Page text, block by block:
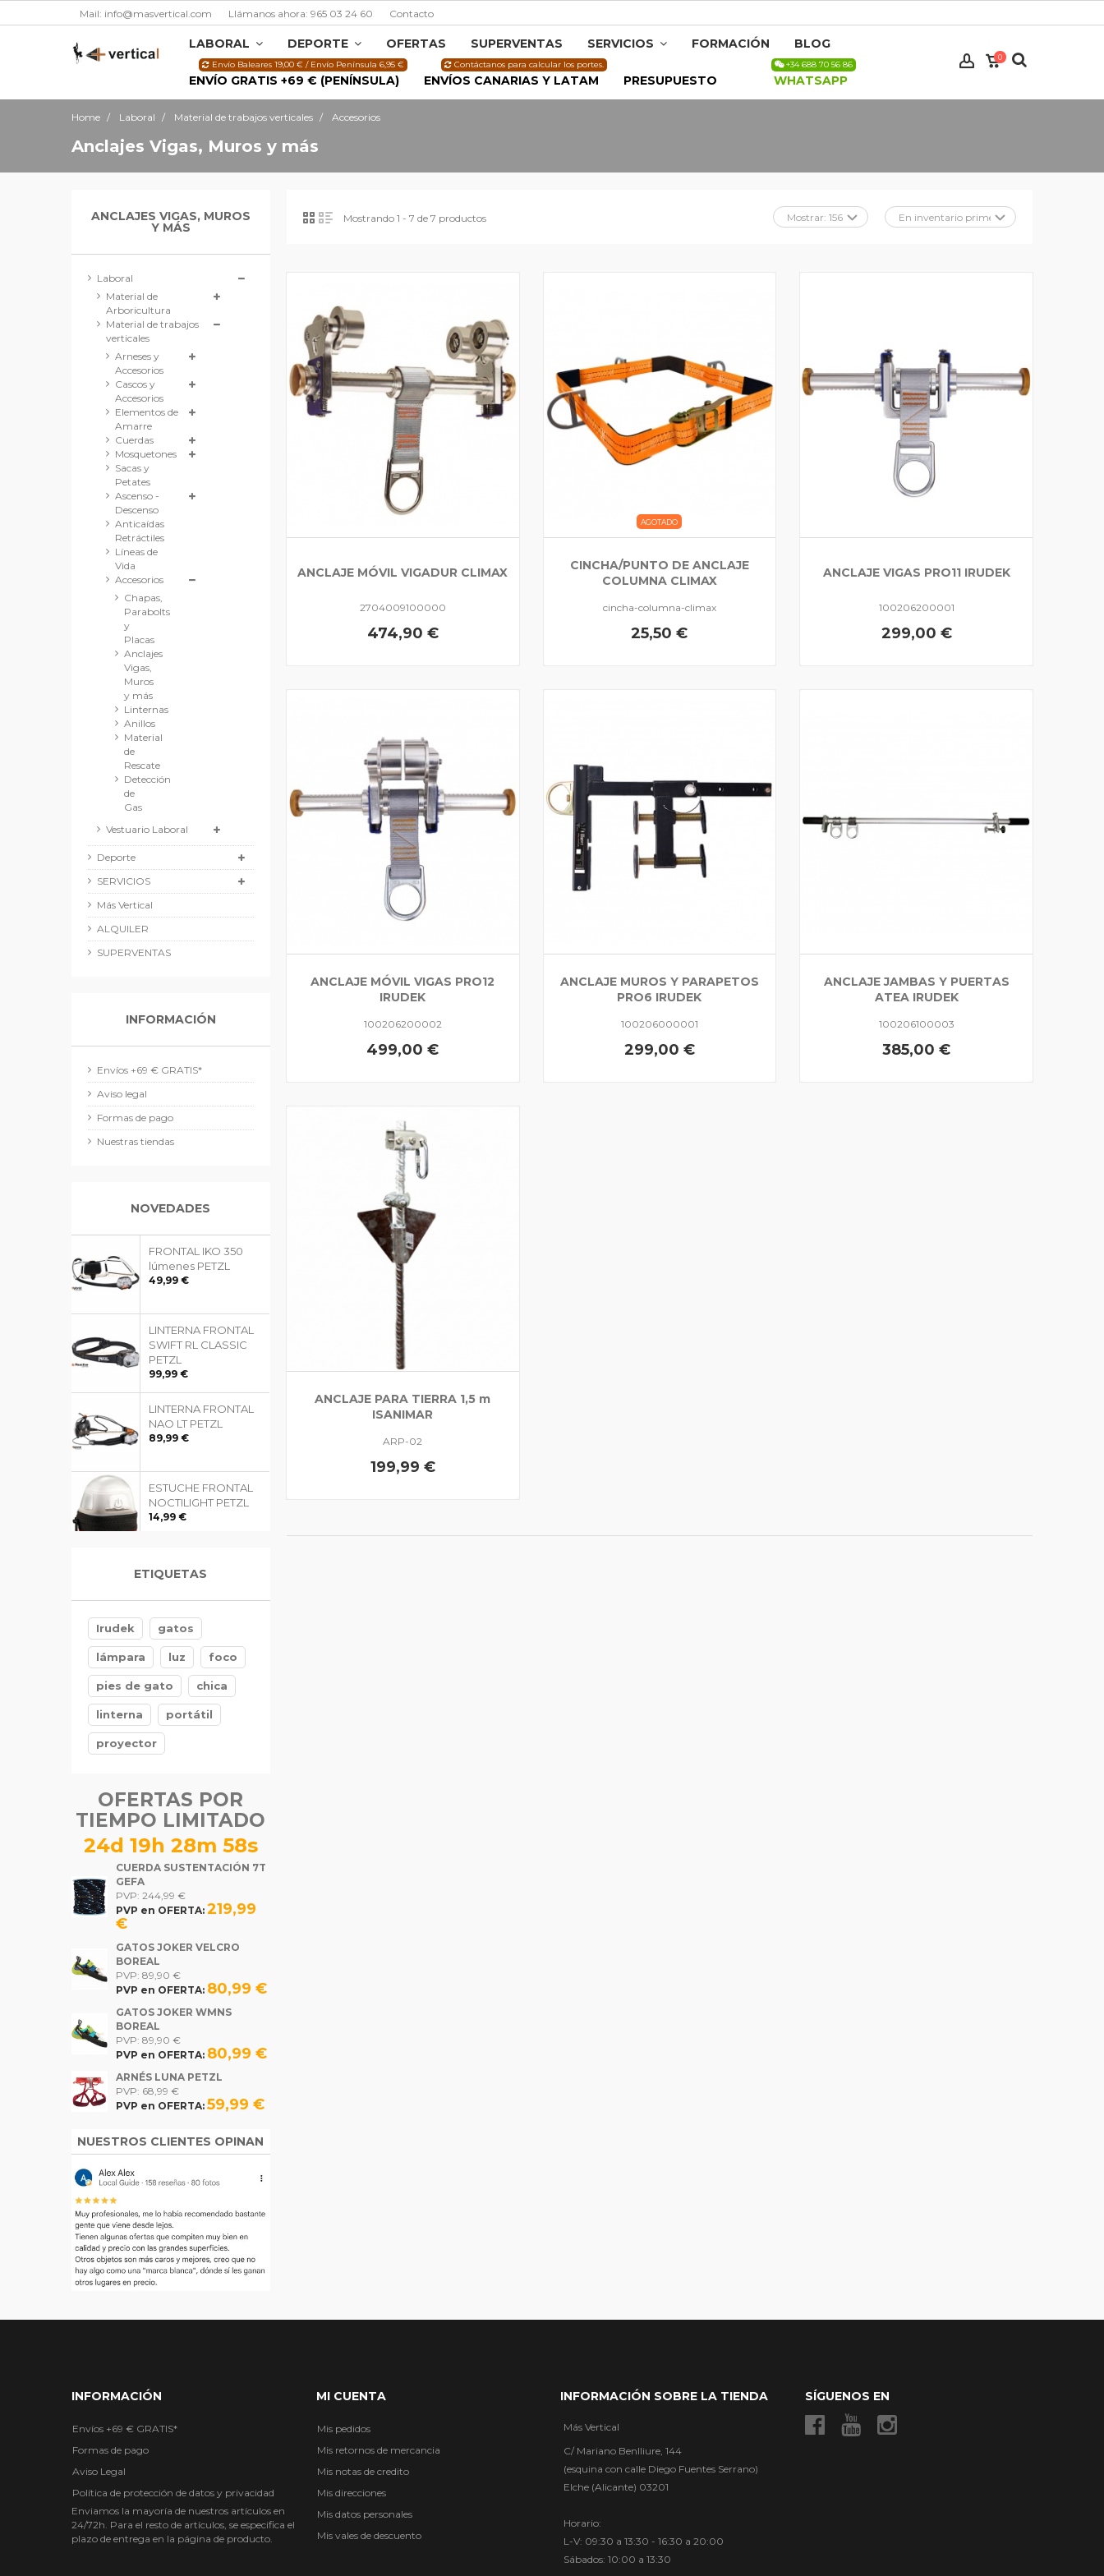
Mail: info@masvertical.com Llámanos ahora: 965 03 24 60 Contacto
LABORAL DEPORTE OFERTAS SUPERVENTAS SERVICIOS FORMACIÓN BLOG
ENVÍO GRATIS +69 € (PENÍNSULA)
Envío Baleares 19,00 € / Envío Península 6,95 €
WHATSAPP
+34 688 70 56 86
ENVÍOS CANARIAS Y LATAM
Contáctanos para calcular los portes.
PRESUPUESTO
0
Home Laboral Material de trabajos verticales Accesorios
Anclajes Vigas, Muros y más
Mostrando 1 - 7 de 7 productos
ANCLAJE MÓVIL VIGADUR CLIMAX
2704009100000
474,90 €
AGOTADO
CINCHA/PUNTO DE ANCLAJE
COLUMNA CLIMAX
cincha-columna-climax
25,50 €
ANCLAJE VIGAS PRO11 IRUDEK
100206200001
299,00 €
ANCLAJE MÓVIL VIGAS PRO12
IRUDEK
100206200002
499,00 €
ANCLAJE MUROS Y PARAPETOS
PRO6 IRUDEK
100206000001
299,00 €
ANCLAJE JAMBAS Y PUERTAS
ATEA IRUDEK
100206100003
385,00 €
ANCLAJE PARA TIERRA 1,5 m
ISANIMAR
ARP-02
199,99 €
ANCLAJES VIGAS, MUROS
Y MÁS
Laboral
Material de
Arboricultura
Material de trabajos
verticales
Arneses y
Accesorios
Cascos y
Accesorios
Elementos de
Amarre
Cuerdas
Mosquetones
Sacas y
Petates
Ascenso -
Descenso
Anticaídas
Retráctiles
Líneas de
Vida
Accesorios
Chapas,
Parabolts
y
Placas
Anclajes
Vigas,
Muros
y más
Linternas
Anillos
Material
de
Rescate
Detección
de
Gas
Vestuario Laboral
Deporte
SERVICIOS
Más Vertical
ALQUILER
SUPERVENTAS
INFORMACIÓN
Envíos +69 € GRATIS*
Aviso legal
Formas de pago
Nuestras tiendas
NOVEDADES
FRONTAL IKO 350
lúmenes PETZL
49,99 €
LINTERNA FRONTAL
SWIFT RL CLASSIC
PETZL
99,99 €
LINTERNA FRONTAL
NAO LT PETZL
89,99 €
ESTUCHE FRONTAL
NOCTILIGHT PETZL
14,99 €
FORESTER'S
ETIQUETAS
Irudek gatos
lámpara luz foco
pies de gato chica
linterna portátil
proyector
OFERTAS POR
TIEMPO LIMITADO
24d 19h 28m 58s
CUERDA SUSTENTACIÓN 7T
GEFA
PVP: 244,99 €
PVP en OFERTA: 219,99
€
GATOS JOKER VELCRO
BOREAL
PVP: 89,90 €
PVP en OFERTA: 80,99 €
GATOS JOKER WMNS
BOREAL
PVP: 89,90 €
PVP en OFERTA: 80,99 €
ARNÉS LUNA PETZL
PVP: 68,99 €
PVP en OFERTA: 59,99 €
NUESTROS CLIENTES OPINAN
INFORMACIÓN
Envíos +69 € GRATIS*
Formas de pago
Aviso Legal
Política de protección de datos y privacidad
Enviamos la mayoría de nuestros artículos en
24/72h. Para el resto de artículos, se especifica el
plazo de entrega en la página de producto.
MI CUENTA
Mis pedidos
Mis retornos de mercancia
Mis notas de credito
Mis direcciones
Mis datos personales
Mis vales de descuento
INFORMACIÓN SOBRE LA TIENDA
Más Vertical
C/ Mariano Benlliure, 144
(esquina con calle Diego Fuentes Serrano)
Elche (Alicante) 03201
Horario:
L-V: 09:30 a 13:30 - 16:30 a 20:00
Sábados: 10:00 a 13:30
SÍGUENOS EN